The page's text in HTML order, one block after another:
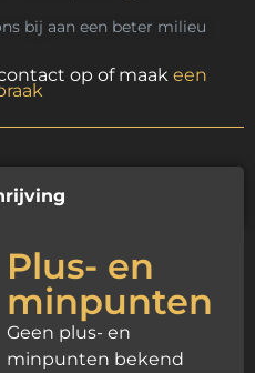
bij aan een beter milieu
op of maak een
Plus- en
minpunten
Geen plus- en
minpunten bekend